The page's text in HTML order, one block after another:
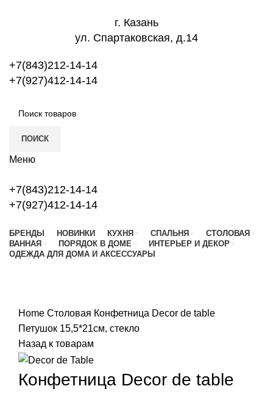
г. Казань
ул. Спартаковская, д.14
+7(843)212-14-14
+7(927)412-14-14
ПОИСК
Меню
+7(843)212-14-14
+7(927)412-14-14
БРЕНДЫ НОВИНКИ КУХНЯ СПАЛЬНЯ
СТОЛОВАЯ
ВАННАЯ
ПОРЯДОК В ДОМЕ
ИНТЕРЬЕР И ДЕКОР
ОДЕЖДА ДЛЯ ДОМА И АКСЕССУАРЫ
Home Столовая Конфетница Decor de table
Петушок 15,5*21см, стекло
Назад к товарам
Конфетница Decor de table